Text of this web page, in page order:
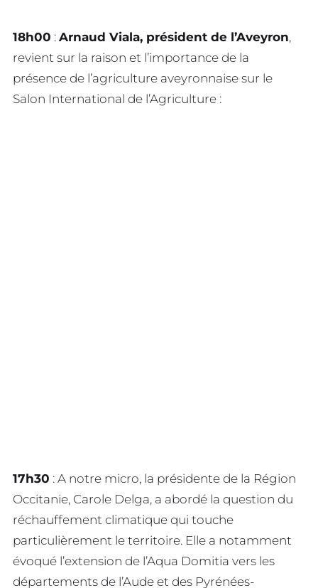
18h00 : Arnaud Viala, président de l’Aveyron,
revient sur la raison et l’importance de la
présence de l’agriculture aveyronnaise sur le
Salon International de l’Agriculture :
17h30 : A notre micro, la présidente de la Région
Occitanie, Carole Delga, a abordé la question du
réchauffement climatique qui touche
particulièrement le territoire. Elle a notamment
évoqué l’extension de l’Aqua Domitia vers les
départements de l’Aude et des Pyrénées-